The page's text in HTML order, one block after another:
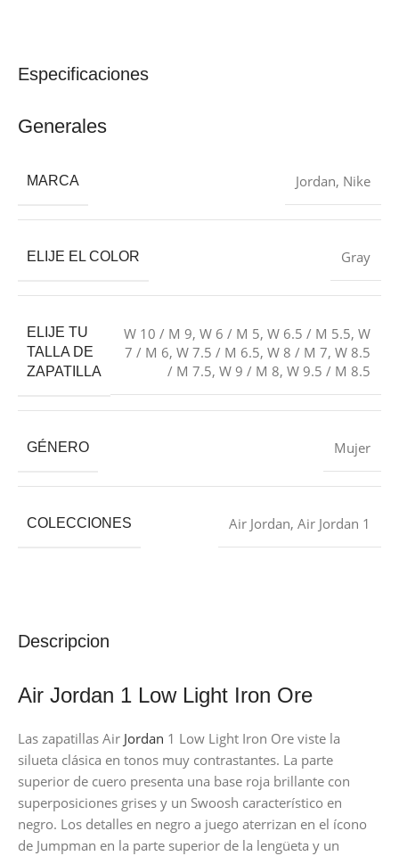
Descripcion
Air Jordan 1 Low Light Iron Ore
Las zapatillas Air Jordan 1 Low Light Iron Ore viste la
silueta clásica en tonos muy contrastantes. La parte
superior de cuero presenta una base roja brillante con
superposiciones grises y un Swoosh característico en
negro. Los detalles en negro a juego aterrizan en el ícono
de Jumpman en la parte superior de la lengüeta y un
Especificaciones
Generales
MARCA Jordan, Nike
ELIJE EL COLOR Gray
ELIJE TU
TALLA DE
ZAPATILLA
W 10 / M 9, W 6 / M 5, W 6.5 / M 5.5, W
7 / M 6, W 7.5 / M 6.5, W 8 / M 7, W 8.5
/ M 7.5, W 9 / M 8, W 9.5 / M 8.5
GÉNERO Mujer
COLECCIONES Air Jordan, Air Jordan 1